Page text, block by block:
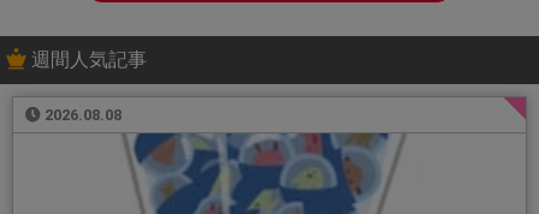
週間人気記事
2026.08.08